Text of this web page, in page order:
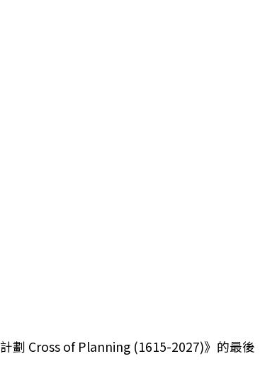
劃 Cross of Planning (1615-2027)》的最後